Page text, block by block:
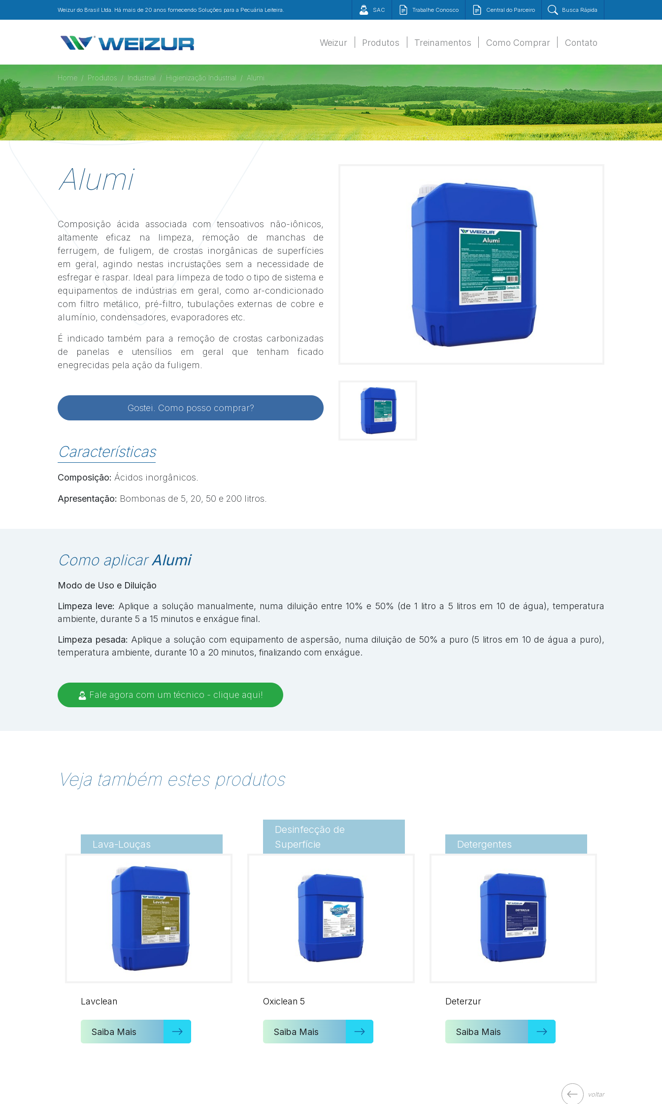
Weizur do Brasil Ltda. Há mais de 20 anos fornecendo Soluções para a Pecuária Leiteira. SAC Trabalhe Conosco Central do Parceiro Busca Rápida
Weizur Produtos Treinamentos Como Comprar Contato
Home Produtos Industrial Higienização Industrial Alumi
Alumi
Composição ácida associada com tensoativos não-iônicos,
altamente eficaz na limpeza, remoção de manchas de
ferrugem, de fuligem, de crostas inorgânicas de superfícies
em geral, agindo nestas incrustações sem a necessidade de
esfregar e raspar. Ideal para limpeza de todo o tipo de sistema e
equipamentos de indústrias em geral, como ar-condicionado
com filtro metálico, pré-filtro, tubulações externas de cobre e
alumínio, condensadores, evaporadores etc.
É indicado também para a remoção de crostas carbonizadas
de panelas e utensílios em geral que tenham ficado
enegrecidas pela ação da fuligem.
Gostei. Como posso comprar?
Características
Composição: Ácidos inorgânicos.
Apresentação: Bombonas de 5, 20, 50 e 200 litros.
Como aplicarAlumi
Modo de Uso e Diluição
Limpeza leve: Aplique a solução manualmente, numa diluição entre 10% e 50% (de 1 litro a 5 litros em 10 de água), temperatura
ambiente, durante 5 a 15 minutos e enxágue final.
Limpeza pesada: Aplique a solução com equipamento de aspersão, numa diluição de 50% a puro (5 litros em 10 de água a puro),
temperatura ambiente, durante 10 a 20 minutos, finalizando com enxágue.
Fale agora com um técnico - clique aqui!
Veja também estes produtos
Lava-Louças
Lavclean
Saiba Mais
Desinfecção de
Superfície
Oxiclean 5
Saiba Mais
Detergentes
Deterzur
Saiba Mais
voltar